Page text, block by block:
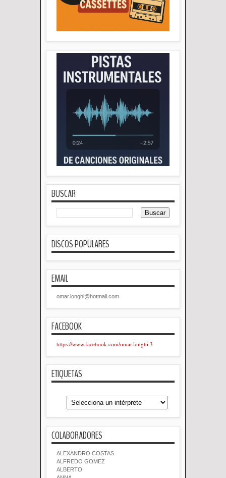
BUSCAR
DISCOS POPULARES
EMAIL
omar.longhi@hotmail.com
FACEBOOK
https://www.facebook.com/omar.longhi.3
ETIQUETAS
COLABORADORES
ALEXANDRO COSTAS
ALFREDO GOMEZ
ALBERTO